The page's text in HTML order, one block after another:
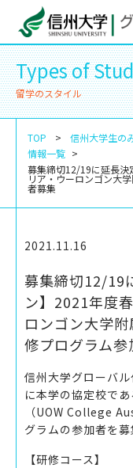
Types of
留学のスタイル
TOP 信州大学生の
情報一覧
募集締切12/19に延長決
リア・ウーロンゴン大
者募集
2021.11.16
募集締切12/19
ン】2021年度
ロンゴン大学
修プログラム参
信州大学グローバ
に本学の協定校で
（UOW College
グラムの参加者を募
【研修コース】